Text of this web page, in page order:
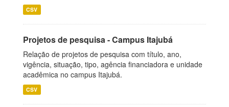
CSV
Projetos de pesquisa - Campus Itajubá
Relação de projetos de pesquisa com título, ano,
vigência, situação, tipo, agência financiadora e unidade
acadêmica no campus Itajubá.
CSV